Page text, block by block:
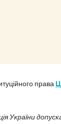
права
України